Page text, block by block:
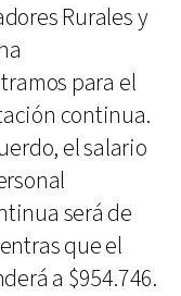
Rurales y
para el
continua.
el salario
será de
que el
a $954.746.